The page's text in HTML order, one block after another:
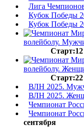
Лига
Кубок Победы
Кубок Победы
Старт:12
Старт:22
ВЛН 2025.
ВЛН 2025.
Чемпионат
Чемпионат
сентября